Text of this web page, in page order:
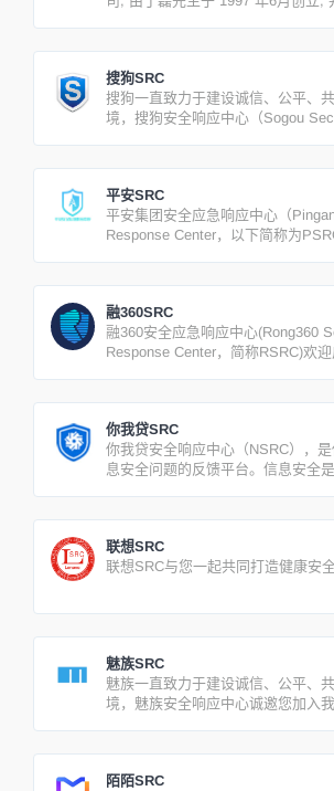
搜狗SRC
搜狗一直致力于建设诚信、公平、
境，搜狗安全响应中心（Sogou
平安SRC
平安集团安全应急响应中心（
Response Center，以下简称为
融360SRC
融360安全应急响应中心(Rong360
Response Center，简称RSRC)欢
你我贷SRC
你我贷安全响应中心（NSRC），
息安全问题的反馈平台。信息安全
联想SRC
联想SRC与您一起共同打造健康安
魅族SRC
魅族一直致力于建设诚信、公平、
境，魅族安全响应中心诚邀您加入
陌陌SRC